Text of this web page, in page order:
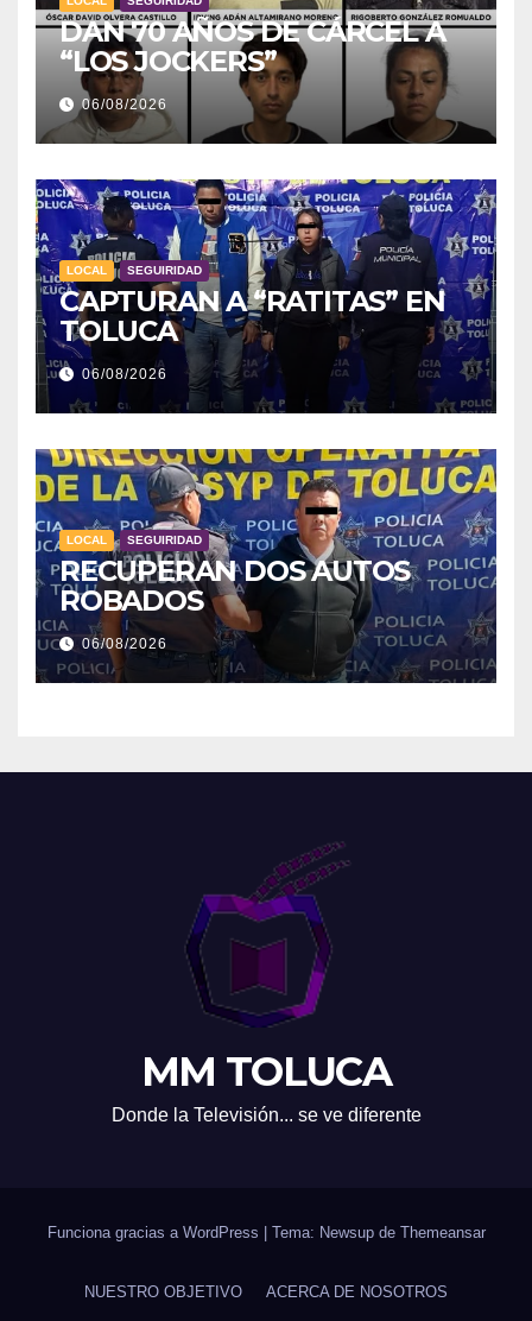
DAN 70 AÑOS DE CÁRCEL A
“LOS JOCKERS”
06/08/2026
LOCAL SEGUIRIDAD
CAPTURAN A “RATITAS” EN
TOLUCA
06/08/2026
LOCAL SEGUIRIDAD
RECUPERAN DOS AUTOS
ROBADOS
06/08/2026
MM TOLUCA
Donde la Televisión... se ve diferente
Funciona gracias a WordPress | Tema: Newsup de Themeansar
NUESTRO OBJETIVO ACERCA DE NOSOTROS